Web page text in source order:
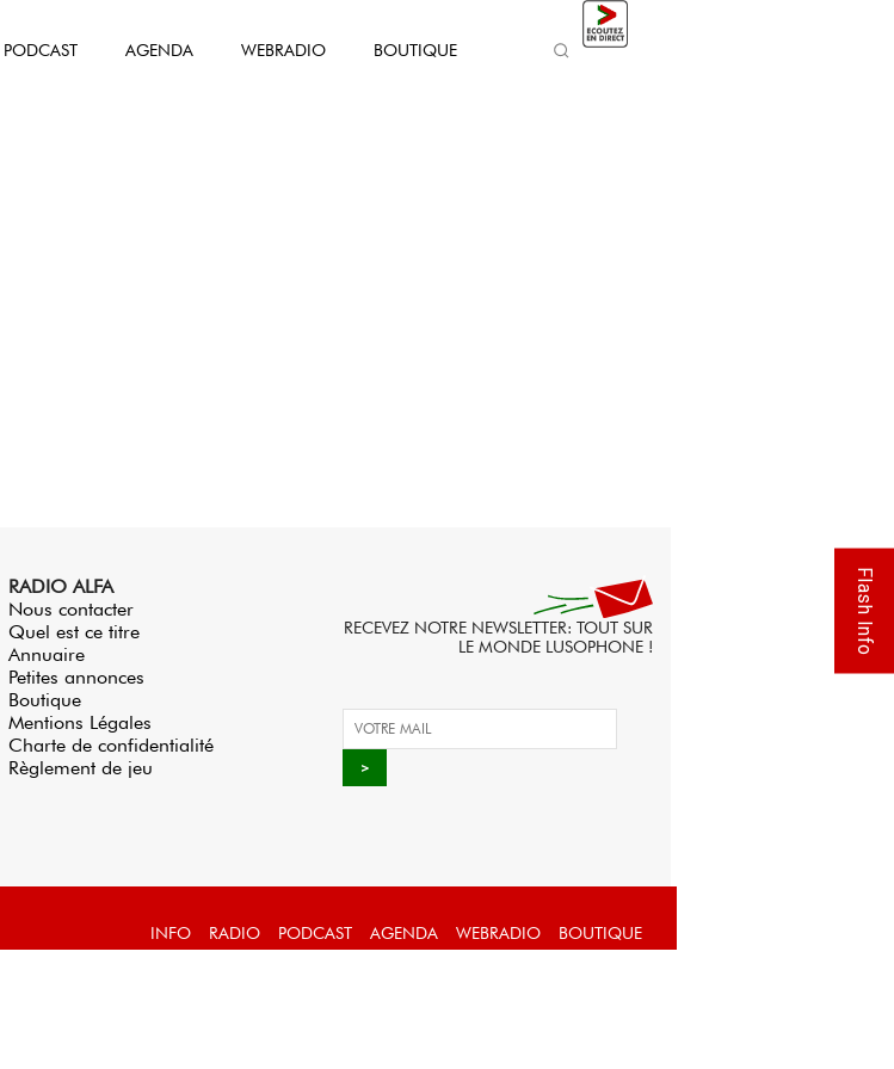
PODCAST AGENDA WEBRADIO BOUTIQUE
RADIO ALFA
Nous contacter
Quel est ce titre
Annuaire
Petites annonces
Boutique
Mentions Légales
Charte de confidentialité
Règlement de jeu
RECEVEZ NOTRE NEWSLETTER: TOUT SUR
LE MONDE LUSOPHONE !
INFO RADIO PODCAST AGENDA WEBRADIO BOUTIQUE
Flash Info